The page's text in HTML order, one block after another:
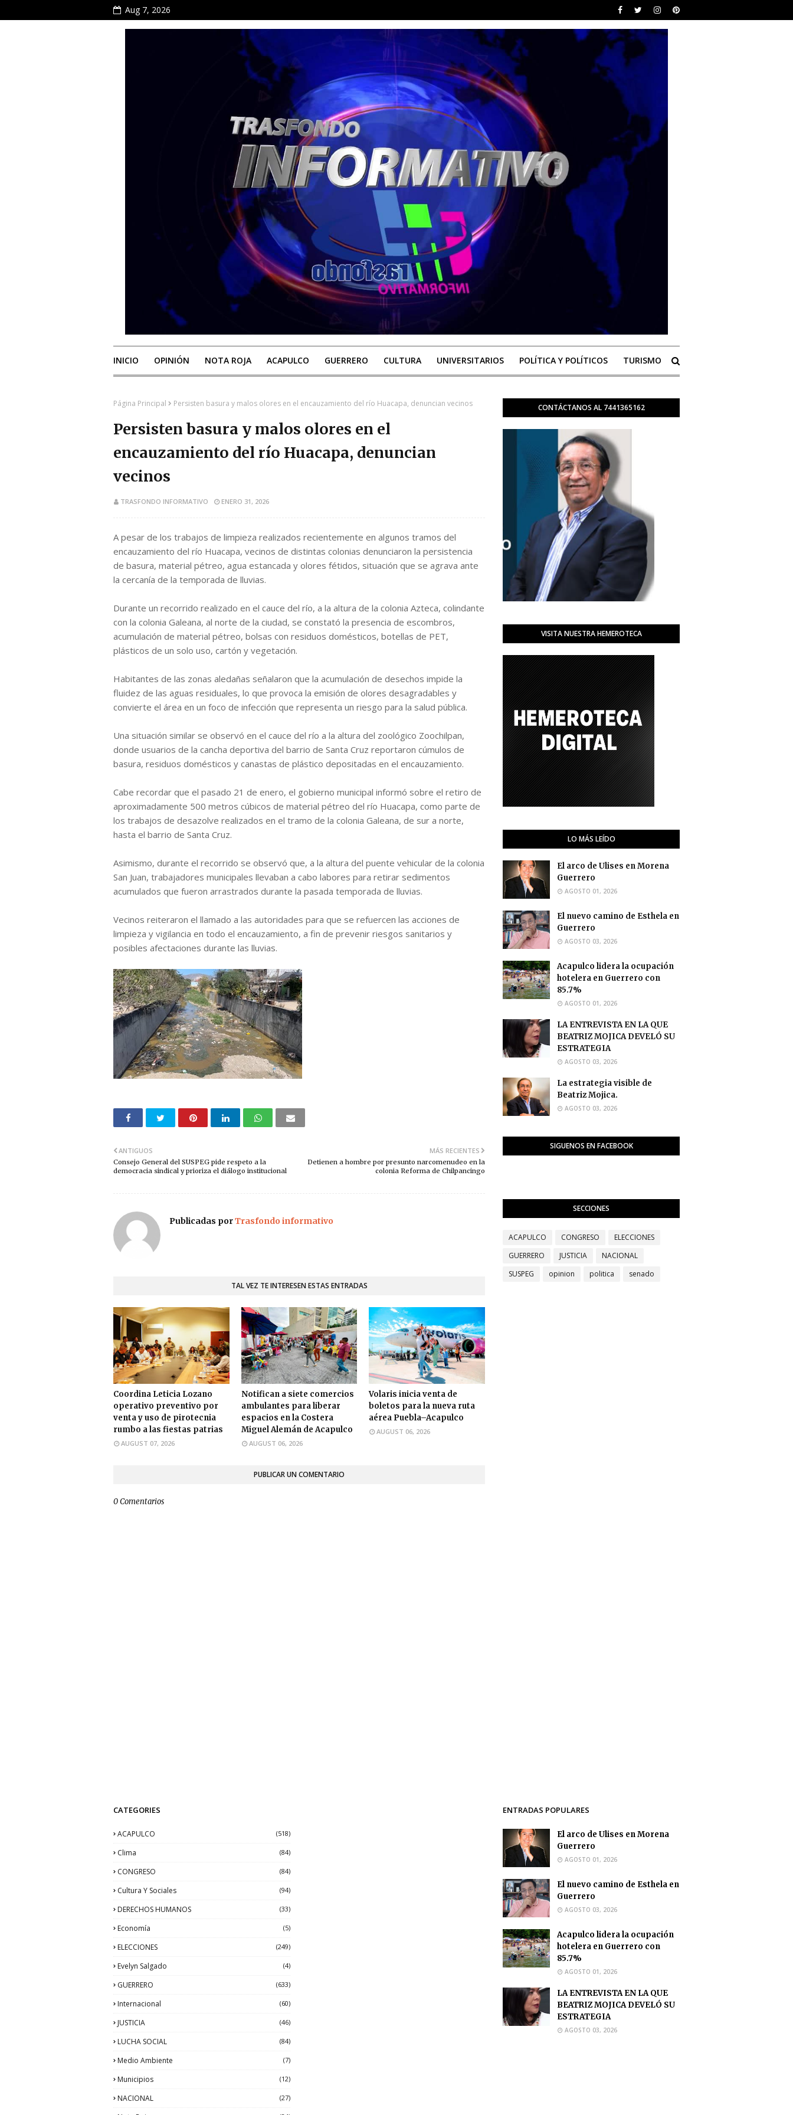
Aug 7, 2026
INICIO OPINIÓN NOTA ROJA ACAPULCO GUERRERO CULTURA UNIVERSITARIOS POLÍTICA Y POLÍTICOS TURISMO
Página Principal Persisten basura y malos olores en el encauzamiento del río Huacapa, denuncian vecinos
Persisten basura y malos olores en el
encauzamiento del río Huacapa, denuncian
vecinos
TRASFONDO INFORMATIVO ENERO 31, 2026
A pesar de los trabajos de limpieza realizados recientemente en algunos tramos del
encauzamiento del río Huacapa, vecinos de distintas colonias denunciaron la persistencia
de basura, material pétreo, agua estancada y olores fétidos, situación que se agrava ante
la cercanía de la temporada de lluvias.
Durante un recorrido realizado en el cauce del río, a la altura de la colonia Azteca, colindante
con la colonia Galeana, al norte de la ciudad, se constató la presencia de escombros,
acumulación de material pétreo, bolsas con residuos domésticos, botellas de PET,
plásticos de un solo uso, cartón y vegetación.
Habitantes de las zonas aledañas señalaron que la acumulación de desechos impide la
fluidez de las aguas residuales, lo que provoca la emisión de olores desagradables y
convierte el área en un foco de infección que representa un riesgo para la salud pública.
Una situación similar se observó en el cauce del río a la altura del zoológico Zoochilpan,
donde usuarios de la cancha deportiva del barrio de Santa Cruz reportaron cúmulos de
basura, residuos domésticos y canastas de plástico depositadas en el encauzamiento.
Cabe recordar que el pasado 21 de enero, el gobierno municipal informó sobre el retiro de
aproximadamente 500 metros cúbicos de material pétreo del río Huacapa, como parte de
los trabajos de desazolve realizados en el tramo de la colonia Galeana, de sur a norte,
hasta el barrio de Santa Cruz.
Asimismo, durante el recorrido se observó que, a la altura del puente vehicular de la colonia
San Juan, trabajadores municipales llevaban a cabo labores para retirar sedimentos
acumulados que fueron arrastrados durante la pasada temporada de lluvias.
Vecinos reiteraron el llamado a las autoridades para que se refuercen las acciones de
limpieza y vigilancia en todo el encauzamiento, a fin de prevenir riesgos sanitarios y
posibles afectaciones durante las lluvias.
MÁS RECIENTES
Detienen a hombre por presunto narcomenudeo en la
colonia Reforma de Chilpancingo
ANTIGUOS
Consejo General del SUSPEG pide respeto a la
democracia sindical y prioriza el diálogo institucional
Publicadas porTrasfondo informativo
TAL VEZ TE INTERESEN ESTAS ENTRADAS
Coordina Leticia Lozano
operativo preventivo por
venta y uso de pirotecnia
rumbo a las fiestas patrias
AUGUST 07, 2026
Notifican a siete comercios
ambulantes para liberar
espacios en la Costera
Miguel Alemán de Acapulco
AUGUST 06, 2026
Volaris inicia venta de
boletos para la nueva ruta
aérea Puebla–Acapulco
AUGUST 06, 2026
PUBLICAR UN COMENTARIO
0 Comentarios
CONTÁCTANOS AL 7441365162
VISITA NUESTRA HEMEROTECA
LO MÁS LEÍDO
El arco de Ulises en Morena
Guerrero
AGOSTO 01, 2026
El nuevo camino de Esthela en
Guerrero
AGOSTO 03, 2026
Acapulco lidera la ocupación
hotelera en Guerrero con
85.7%
AGOSTO 01, 2026
LA ENTREVISTA EN LA QUE
BEATRIZ MOJICA DEVELÓ SU
ESTRATEGIA
AGOSTO 03, 2026
La estrategia visible de
Beatriz Mojica.
AGOSTO 03, 2026
SIGUENOS EN FACEBOOK
SECCIONES
ACAPULCO CONGRESO
ELECCIONES
GUERRERO
JUSTICIA
NACIONAL
SUSPEG
opinion politica senado
CATEGORIES
ACAPULCO (518)
Clima (84)
CONGRESO (84)
Cultura Y Sociales (94)
DERECHOS HUMANOS (33)
Economía (5)
ELECCIONES (249)
Evelyn Salgado (4)
GUERRERO (633)
Internacional (60)
JUSTICIA (46)
LUCHA SOCIAL (84)
Medio Ambiente (7)
Municipios (12)
NACIONAL (27)
ENTRADAS POPULARES
El arco de Ulises en Morena
Guerrero
AGOSTO 01, 2026
El nuevo camino de Esthela en
Guerrero
AGOSTO 03, 2026
Acapulco lidera la ocupación
hotelera en Guerrero con
85.7%
AGOSTO 01, 2026
LA ENTREVISTA EN LA QUE
BEATRIZ MOJICA DEVELÓ SU
ESTRATEGIA
AGOSTO 03, 2026